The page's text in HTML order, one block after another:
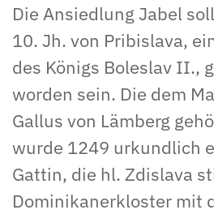
Die Ansiedlung Jabel
10. Jh. von Pribislava,
des Königs Boleslav II.,
worden sein. Die dem
Gallus von Lämberg
wurde 1249 urkundlich
Gattin, die hl. Zdislava
Dominikanerkloster mit